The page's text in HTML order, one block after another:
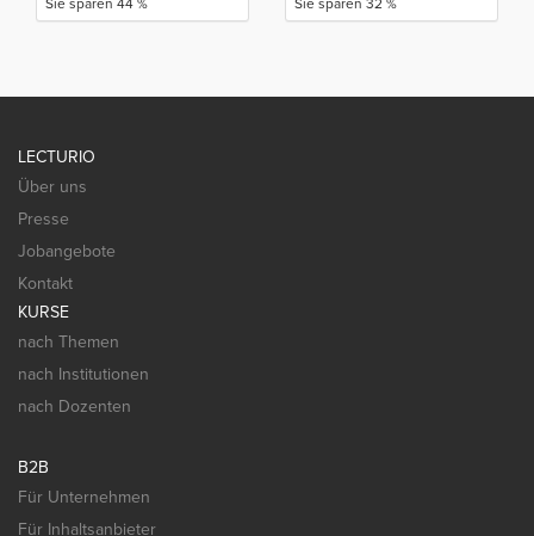
Sie sparen 44 % Sie sparen 32 %
LECTURIO
Über uns
Presse
Jobangebote
Kontakt
KURSE
nach Themen
nach Institutionen
nach Dozenten
B2B
Für Unternehmen
Für Inhaltsanbieter